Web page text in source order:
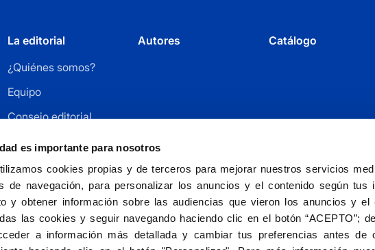
es importante para nosotros
cookies propias y de terceros para mejorar nuestros servicios
de navegación, para personalizar los anuncios y el contenido según tus
y obtener información sobre las audiencias que vieron los anuncios y el
las cookies y seguir navegando haciendo clic en el botón “ACEPTO”;
a información más detallada y cambiar tus preferencias antes de
La editorial
¿Quiénes somos?
Equipo
Consejo editorial
Cómo publicar
Distribuidores
Contacto
Autores Catálogo